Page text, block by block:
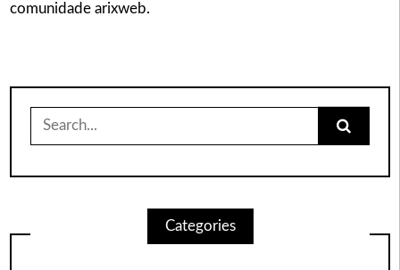
comunidade arixweb.
for:
Categories